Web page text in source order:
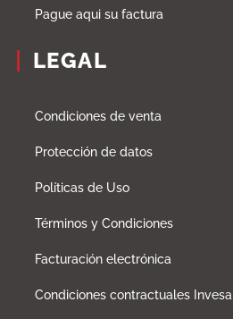
Pague aqui su factura
LEGAL
Condiciones de venta
Protección de datos
Políticas de Uso
Términos y Condiciones
Facturación electrónica
Condiciones contractuales Invesa